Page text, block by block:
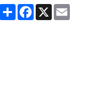
PartagerFacebook
X